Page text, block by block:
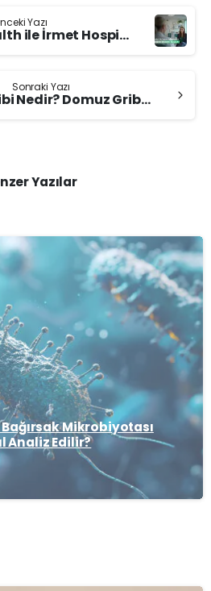
Yazı
One Dose Health ile İrmet Hospital’da Online Muayene Dönemi Başladı!
Sonraki Yazı
Domuz Gribi Nedir? Domuz Gribi Belirtileri Nelerdir?
Yazılar
-
Mikrobiyotası
Analiz Edilir?